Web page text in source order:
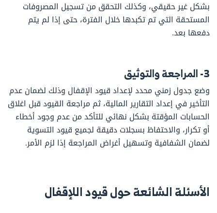
بشكل غير حقيقي، وكذلك التحقق من تسجيل المصروفات
المستحقة التي تم تكبدها خلال الفترة، حتى إذا لم يتم
دفعها بعد.
3- المراجعة والتوثيق
وضع جدول زمني محدد لإعداد قيود الإقفال وذلك لضمان عدم
التأخير في إعداد التقارير المالية، ثم مراجعة القيود قبل اغلاق
الحسابات المؤقتة بشكل نهائي للتأكد من عدم وجود أخطاء
أو تكرار، والاحتفاظ بسجلات دقيقة لجميع قيود التسوية
لضمان الشفافية وتسهيل أغراض المراجعة إذا لزم الأمر.
الأسئلة الشائعة حول قيود اللإقفال